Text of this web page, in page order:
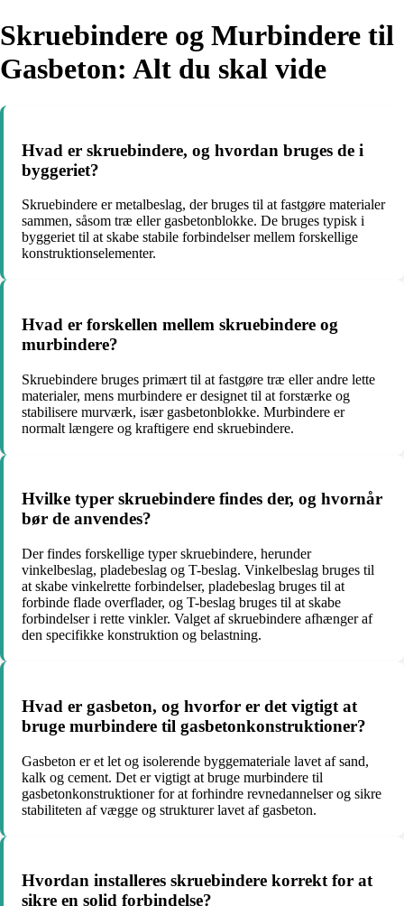
Skruebindere og Murbindere til
Gasbeton: Alt du skal vide
Hvad er skruebindere, og hvordan bruges de i
byggeriet?
Skruebindere er metalbeslag, der bruges til at fastgøre materialer
sammen, såsom træ eller gasbetonblokke. De bruges typisk i
byggeriet til at skabe stabile forbindelser mellem forskellige
konstruktionselementer.
Hvad er forskellen mellem skruebindere og
murbindere?
Skruebindere bruges primært til at fastgøre træ eller andre lette
materialer, mens murbindere er designet til at forstærke og
stabilisere murværk, især gasbetonblokke. Murbindere er
normalt længere og kraftigere end skruebindere.
Hvilke typer skruebindere findes der, og hvornår
bør de anvendes?
Der findes forskellige typer skruebindere, herunder
vinkelbeslag, pladebeslag og T-beslag. Vinkelbeslag bruges til
at skabe vinkelrette forbindelser, pladebeslag bruges til at
forbinde flade overflader, og T-beslag bruges til at skabe
forbindelser i rette vinkler. Valget af skruebindere afhænger af
den specifikke konstruktion og belastning.
Hvad er gasbeton, og hvorfor er det vigtigt at
bruge murbindere til gasbetonkonstruktioner?
Gasbeton er et let og isolerende byggemateriale lavet af sand,
kalk og cement. Det er vigtigt at bruge murbindere til
gasbetonkonstruktioner for at forhindre revnedannelser og sikre
stabiliteten af vægge og strukturer lavet af gasbeton.
Hvordan installeres skruebindere korrekt for at
sikre en solid forbindelse?